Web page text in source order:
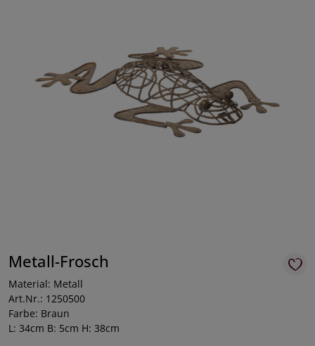
Metall-Frosch
Material: Metall
Art.Nr.: 1250500
Farbe: Braun
L: 34cm B: 5cm H: 38cm